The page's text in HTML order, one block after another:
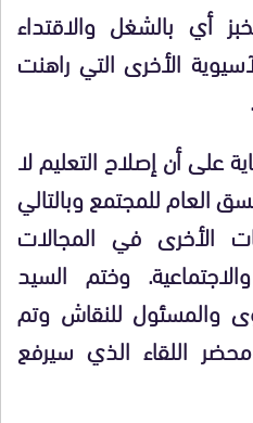
أي بالشغل والاقتداء
الأخرى التي راهنت
على أن إصلاح التعليم لا
العام للمجتمع وبالتالي
الأخرى في المجالات
وختم السيد
والمسئول للنقاش وتم
اللقاء الذي سيرفع